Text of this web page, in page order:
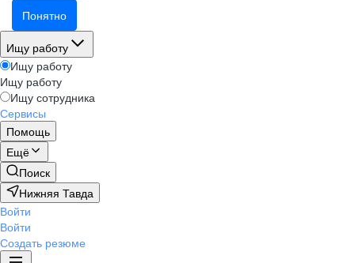
Понятно
Ищу работу
Ищу работу
Ищу работу
Ищу сотрудника
Сервисы
Помощь
Ещё
Поиск
Нижняя Тавда
Войти
Войти
Создать резюме